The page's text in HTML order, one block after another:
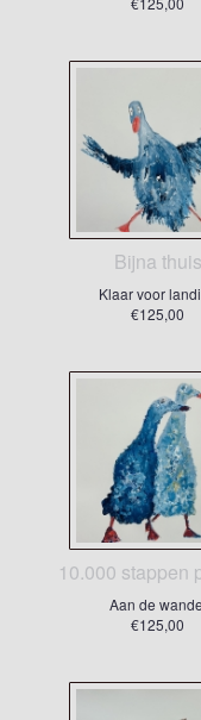
Bijna thuis
Klaar voor
€125,00
10.000 stappen
Aan de
€125,00